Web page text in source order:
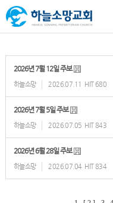
2026년 7월 12일 주보
하늘소망 2026.07.11 HIT 680
2026년 7월 5일 주보
하늘소망 2026.07.05 HIT 843
2026년 6월 28일 주보
하늘소망 2026.07.04 HIT 834